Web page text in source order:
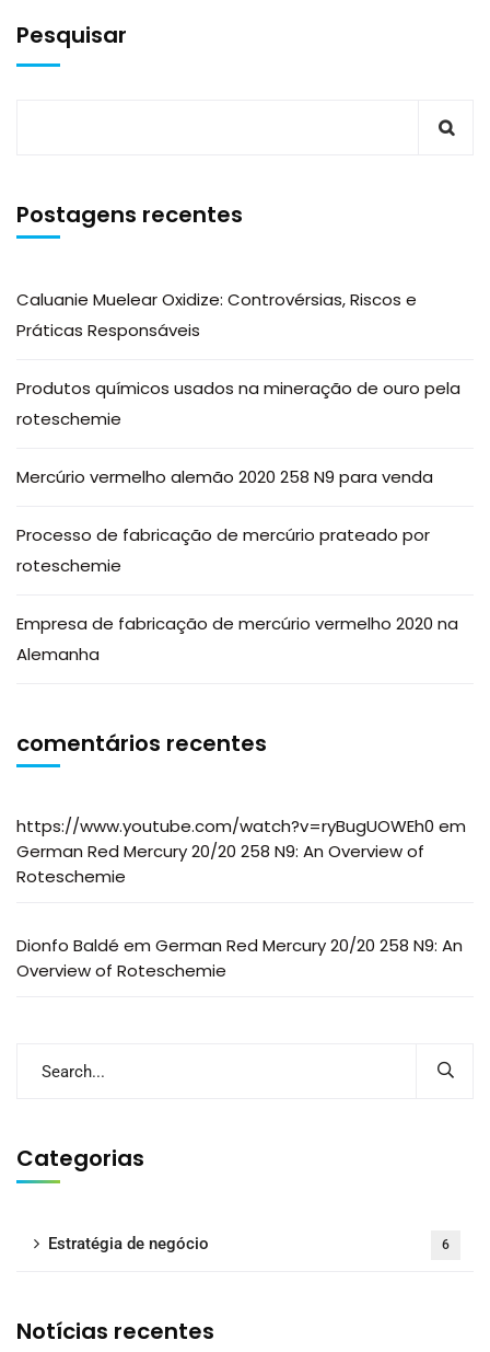
Pesquisar
Postagens recentes
Caluanie Muelear Oxidize: Controvérsias, Riscos e
Práticas Responsáveis
Produtos químicos usados na mineração de ouro pela
roteschemie
Mercúrio vermelho alemão 2020 258 N9 para venda
Processo de fabricação de mercúrio prateado por
roteschemie
Empresa de fabricação de mercúrio vermelho 2020 na
Alemanha
comentários recentes
https://www.youtube.com/watch?v=ryBugUOWEh0 em
German Red Mercury 20/20 258 N9: An Overview of
Roteschemie
Dionfo Baldé em German Red Mercury 20/20 258 N9: An
Overview of Roteschemie
Categorias
Estratégia de negócio 6
Notícias recentes